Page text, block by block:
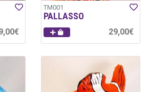
TM001
PALLASSO
29,00€